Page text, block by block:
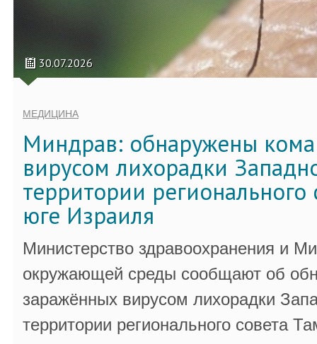
30.07.2026
МЕДИЦИНА
Миндрав: обнаружены
вирусом лихорадки
территории регионального
юге Израиля
Министерство здравоохранения и
окружающей среды сообщают об
заражённых вирусом лихорадки
территории регионального совета